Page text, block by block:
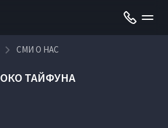
СМИ О НАС
ОКО ТАЙФУНА